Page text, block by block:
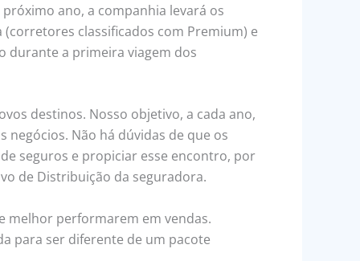
ano, a companhia levará os
classificados com Premium) e
durante a primeira viagem dos
destinos. Nosso objetivo, a cada ano,
Não há dúvidas de que os
seguros e propiciar esse encontro, por
de Distribuição da seguradora.
melhor performarem em vendas.
para ser diferente de um pacote